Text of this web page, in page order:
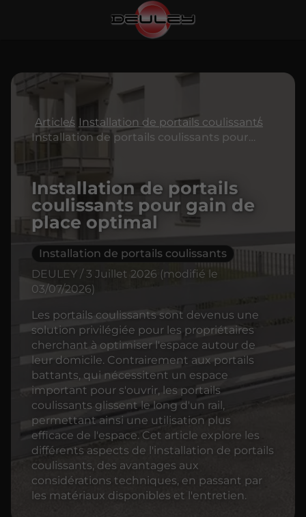
Articles Installation de portails coulissants
Installation de portails
coulissants pour gain de
place optimal
Installation de portails coulissants
DEULEY / 3 Juillet 2026 (modifié le
03/07/2026)
Les portails coulissants sont devenus une
solution privilégiée pour les propriétaires
cherchant à optimiser l'espace autour de
leur domicile. Contrairement aux portails
battants, qui nécessitent un espace
important pour s'ouvrir, les portails
coulissants glissent le long d'un rail,
permettant ainsi une utilisation plus
efficace de l'espace. Cet article explore les
différents aspects de l'installation de portails
coulissants, des avantages aux
considérations techniques, en passant par
les matériaux disponibles et l'entretien.